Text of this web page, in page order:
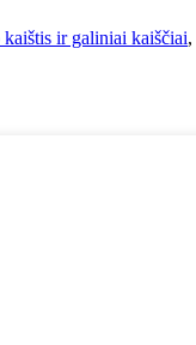
ir galiniai kaiščiai,